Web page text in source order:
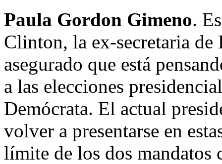
Paula Gordon Gimeno.
Clinton, la ex-secretaria de
asegurado que está
a las elecciones
Demócrata. El actual
volver a presentarse en
límite de los dos mandatos